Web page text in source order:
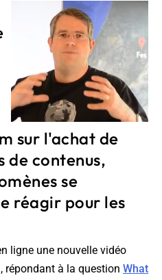
sur l'achat de
de contenus,
se
réagir pour les
ligne une nouvelle vidéo
répondant à la question What